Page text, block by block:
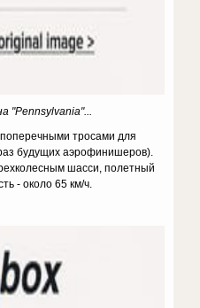
"Pennsylvania"...
тросами для
будущих аэрофинишеров).
шасси, полетный
- около 65 км/ч.